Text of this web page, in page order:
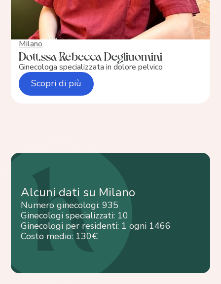
Milano
Dott.ssa Rebecca Degliuomini
Ginecologa specializzata in dolore pelvico
Scopri di più
Alcuni dati su Milano
Numero ginecologi: 935
Ginecologi specializzati: 10
Ginecologi per residenti: 1 ogni 1466
Costo medio: 130€